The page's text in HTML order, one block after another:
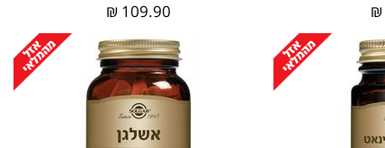
₪
109.90
₪